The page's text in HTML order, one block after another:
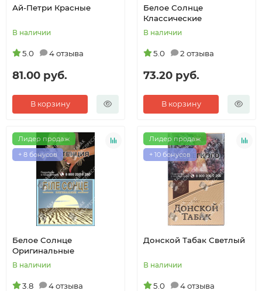
Ай-Петри Красные
В наличии
5.0 4 отзыва
81.00 руб.
В корзину
Белое Солнце
Классические
В наличии
5.0 2 отзыва
73.20 руб.
В корзину
Лидер продаж
+ 8 бонусов
Белое Солнце
Оригинальные
В наличии
3.8 4 отзыва
Лидер продаж
+ 10 бонусов
Донской Табак Светлый
В наличии
5.0 4 отзыва